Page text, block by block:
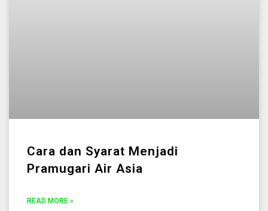
Cara dan Syarat Menjadi
Pramugari Air Asia
READ MORE »